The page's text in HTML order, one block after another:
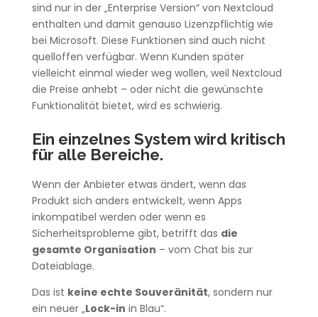
sind nur in der „Enterprise Version“ von Nextcloud
enthalten und damit genauso Lizenzpflichtig wie
bei Microsoft. Diese Funktionen sind auch nicht
quelloffen verfügbar. Wenn Kunden später
vielleicht einmal wieder weg wollen, weil Nextcloud
die Preise anhebt – oder nicht die gewünschte
Funktionalität bietet, wird es schwierig.
Ein einzelnes System wird kritisch
für alle Bereiche.
Wenn der Anbieter etwas ändert, wenn das
Produkt sich anders entwickelt, wenn Apps
inkompatibel werden oder wenn es
Sicherheitsprobleme gibt, betrifft das die
gesamte Organisation – vom Chat bis zur
Dateiablage.
Das ist keine echte Souveränität, sondern nur
ein neuer „Lock-in in Blau“.